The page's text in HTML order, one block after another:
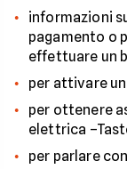
informazioni
pagamento o
effettuare un
per attivare
per ottenere
elettrica
per parlare